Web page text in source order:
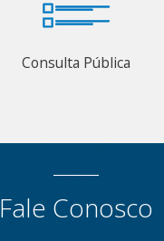
Consulta Pública
Fale Conosco